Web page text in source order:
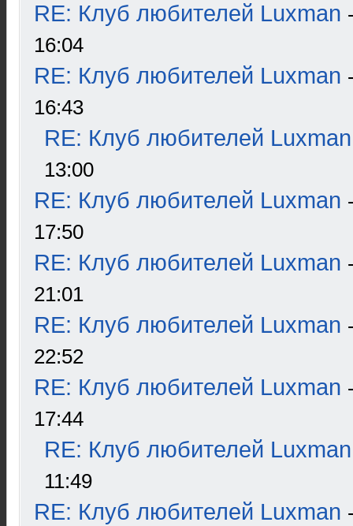
RE: Клуб любителей Luxman
16:04
RE: Клуб любителей Luxman
16:43
RE: Клуб любителей Luxman
13:00
RE: Клуб любителей Luxman
17:50
RE: Клуб любителей Luxman
21:01
RE: Клуб любителей Luxman
22:52
RE: Клуб любителей Luxman
17:44
RE: Клуб любителей Luxman
11:49
RE: Клуб любителей Luxman